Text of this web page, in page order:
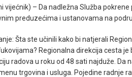
vijećnik) – Da nadležna Služba
preduzećima i ustanovama na
Šta ste učinili kako bi natjerali
Regionalna direkcija cesta je
radova u roku od 48 sati najduže. Da
trgovina i usluga. Pojedine radnje